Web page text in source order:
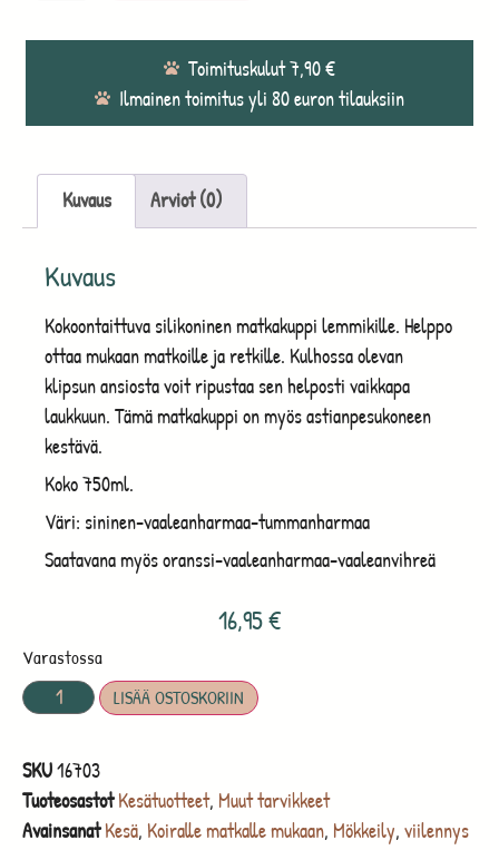
Toimituskulut 7,90 €
Ilmainen toimitus yli 80 euron tilauksiin
Kuvaus Arviot (0)
Kuvaus
Kokoontaittuva silikoninen matkakuppi lemmikille. Helppo
ottaa mukaan matkoille ja retkille. Kulhossa olevan
klipsun ansiosta voit ripustaa sen helposti vaikkapa
laukkuun. Tämä matkakuppi on myös astianpesukoneen
kestävä.
Koko 750ml.
Väri: sininen-vaaleanharmaa-tummanharmaa
Saatavana myös oranssi-vaaleanharmaa-vaaleanvihreä
16,95€
Varastossa
LISÄÄ OSTOSKORIIN
SKU16703
Tuoteosastot Kesätuotteet, Muut tarvikkeet
Avainsanat Kesä, Koiralle matkalle mukaan, Mökkeily, viilennys